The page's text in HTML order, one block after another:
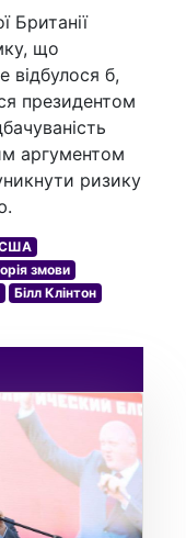
Британії
що
відбулося б,
президентом
аргументом
ризику
США
змови
Білл Клінтон